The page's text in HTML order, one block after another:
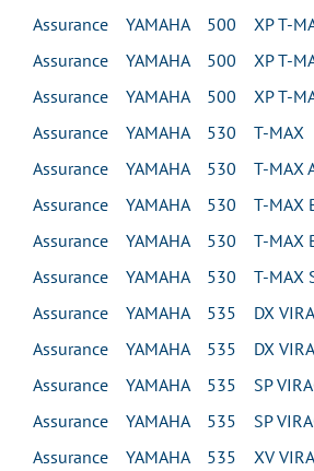
Assurance YAMAHA 500 XP T-
Assurance YAMAHA 500 XP T-
Assurance YAMAHA 500 XP T-
Assurance YAMAHA 530 T-MAX
Assurance YAMAHA 530 T-MAX
Assurance YAMAHA 530 T-MAX
Assurance YAMAHA 530 T-MAX
Assurance YAMAHA 530 T-MAX
Assurance YAMAHA 535 DX
Assurance YAMAHA 535 DX
Assurance YAMAHA 535 SP
Assurance YAMAHA 535 SP
Assurance YAMAHA 535 XV